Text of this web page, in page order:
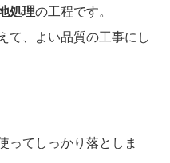
処理の工程です。
て、よい品質の工事にし
ってしっかり落としま